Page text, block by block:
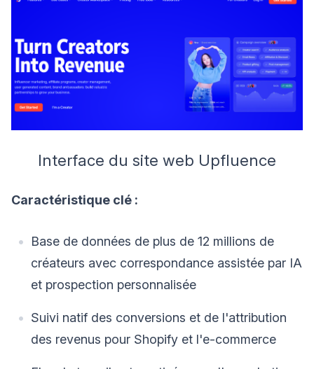
Interface du site web Upfluence
Caractéristique clé :
Base de données de plus de 12 millions de
créateurs avec correspondance assistée par IA
et prospection personnalisée
Suivi natif des conversions et de l'attribution
des revenus pour Shopify et l'e-commerce